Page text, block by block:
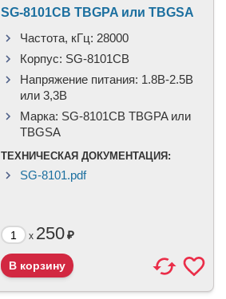
SG-8101CB TBGPA или TBGSA
Частота, кГц: 28000
Корпус: SG-8101CB
Напряжение питания: 1.8В-2.5B
или 3,3B
Марка: SG-8101CB TBGPA или
TBGSA
ТЕХНИЧЕСКАЯ ДОКУМЕНТАЦИЯ:
SG-8101.pdf
x 250₽